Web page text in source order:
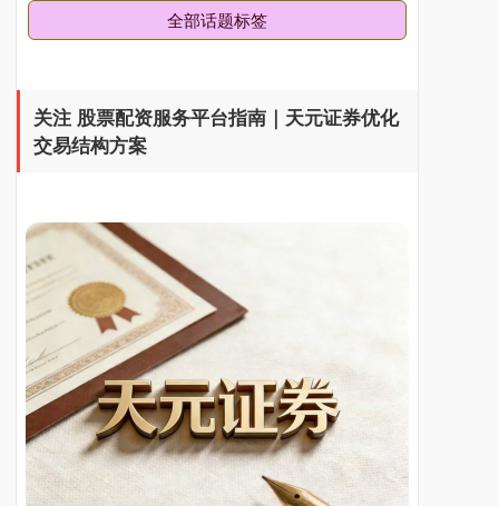
全部话题标签
关注 股票配资服务平台指南｜天元证券优化
交易结构方案